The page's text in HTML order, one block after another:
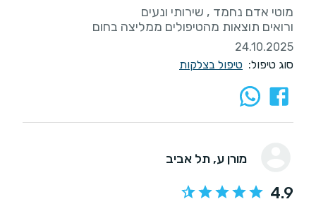
ורואים תוצאות מהטיפולים ממליצה בחום
24.10.2025
סוג טיפול: טיפול בצלקות
מורן ע, תל אביב
4.9